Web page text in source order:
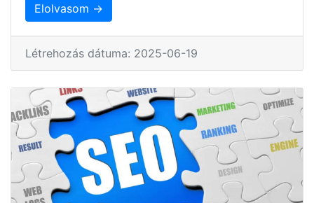
Elolvasom →
Létrehozás dátuma: 2025-06-19